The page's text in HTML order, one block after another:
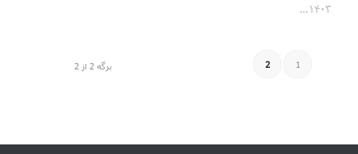
۱۴۰۳…
برگه 2 از 2 1
2